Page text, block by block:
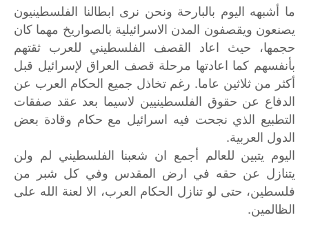
ما أشبهه اليوم بالبارحة ونحن نرى ابطالنا الفلسطينيون
يصنعون ويقصفون المدن الاسرائيلية بالصواريخ مهما كان
حجمها، حيث اعاد القصف الفلسطيني للعرب ثقتهم
بأنفسهم كما اعادتها مرحلة قصف العراق لإسرائيل قبل
أكثر من ثلاثين عاما. رغم تخاذل جميع الحكام العرب عن
الدفاع عن حقوق الفلسطينيين لاسيما بعد عقد صفقات
التطبيع الذي نجحت فيه اسرائيل مع حكام وقادة بعض
الدول العربية.
اليوم يتبين للعالم أجمع ان شعبنا الفلسطيني لم ولن
يتنازل عن حقه في ارض المقدس وفي كل شبر من
فلسطين، حتى لو تنازل الحكام العرب، الا لعنة الله على
الظالمين.